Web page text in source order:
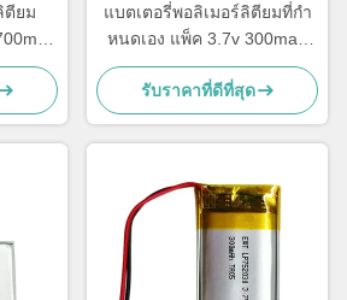
ตียม
แบตเตอรี่พอลิเมอร์ลิตียมที่กํา
หนดเอง แพ็ค 3.7v 300mah
แบตเตอรี่ LiPo 402530
รับราคาที่ดีที่สุด